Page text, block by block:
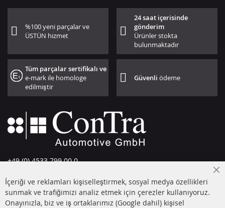
%100 yeni parçalar ve
ÜSTÜN hizmet
24 saat içerisinde
gönderim
Ürünler stokta
bulunmaktadır
Tüm parçalar sertifikalı ve
e-mark ile homologe
edilmiştir
Güvenliödeme
+49 (0) 4533 799 00 0
info@contra-automotive.de
facebook
instagram
İçeriği ve reklamları kişiselleştirmek, sosyal medya özellikleri
sunmak ve trafiğimizi analiz etmek için çerezler kullanıyoruz.
Onayınızla, biz ve iş ortaklarımız (Google dahil) kişisel